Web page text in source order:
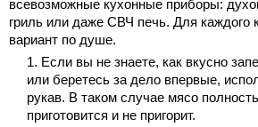
всевозможные кухонные приборы:
гриль или даже СВЧ печь. Для каждого
вариант по душе.
Если вы не знаете, как вкусно
или беретесь за дело впервые,
рукав. В таком случае мясо
приготовится и не пригорит.